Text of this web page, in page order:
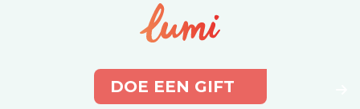
DOE EEN GIFT